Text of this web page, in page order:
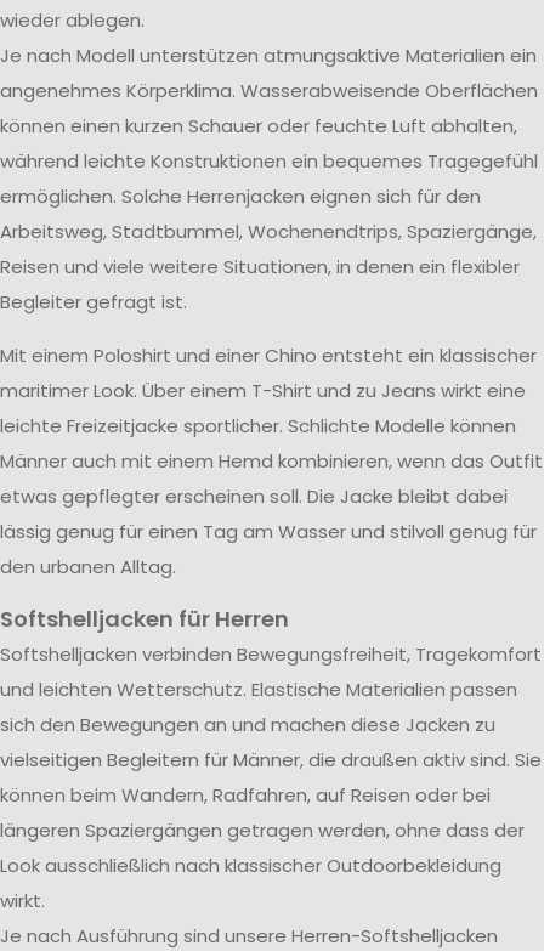
wieder ablegen.
Je nach Modell unterstützen atmungsaktive Materialien ein
angenehmes Körperklima. Wasserabweisende Oberflächen
können einen kurzen Schauer oder feuchte Luft abhalten,
während leichte Konstruktionen ein bequemes Tragegefühl
ermöglichen. Solche Herrenjacken eignen sich für den
Arbeitsweg, Stadtbummel, Wochenendtrips, Spaziergänge,
Reisen und viele weitere Situationen, in denen ein flexibler
Begleiter gefragt ist.
Mit einem Poloshirt und einer Chino entsteht ein klassischer
maritimer Look. Über einem T-Shirt und zu Jeans wirkt eine
leichte Freizeitjacke sportlicher. Schlichte Modelle können
Männer auch mit einem Hemd kombinieren, wenn das Outfit
etwas gepflegter erscheinen soll. Die Jacke bleibt dabei
lässig genug für einen Tag am Wasser und stilvoll genug für
den urbanen Alltag.
Softshelljacken für Herren
Softshelljacken verbinden Bewegungsfreiheit, Tragekomfort
und leichten Wetterschutz. Elastische Materialien passen
sich den Bewegungen an und machen diese Jacken zu
vielseitigen Begleitern für Männer, die draußen aktiv sind. Sie
können beim Wandern, Radfahren, auf Reisen oder bei
längeren Spaziergängen getragen werden, ohne dass der
Look ausschließlich nach klassischer Outdoorbekleidung
wirkt.
Je nach Ausführung sind unsere Herren-Softshelljacken